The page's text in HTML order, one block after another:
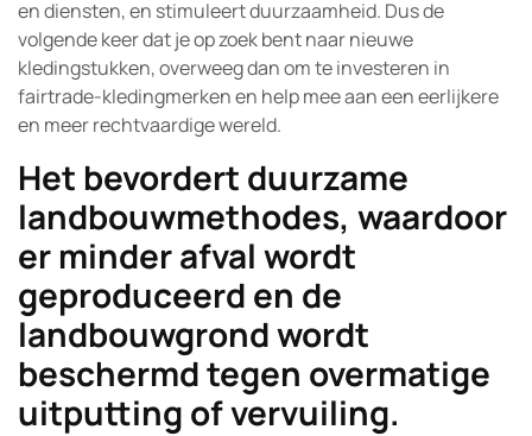
en diensten, en stimuleert duurzaamheid. Dus de
volgende keer dat je op zoek bent naar nieuwe
kledingstukken, overweeg dan om te investeren in
fairtrade-kledingmerken en help mee aan een eerlijkere
en meer rechtvaardige wereld.
Het bevordert duurzame
landbouwmethodes, waardoor
er minder afval wordt
geproduceerd en de
landbouwgrond wordt
beschermd tegen overmatige
uitputting of vervuiling.